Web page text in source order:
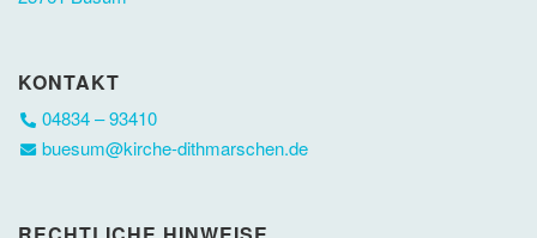
KONTAKT
04834 – 93410
buesum@kirche-dithmarschen.de